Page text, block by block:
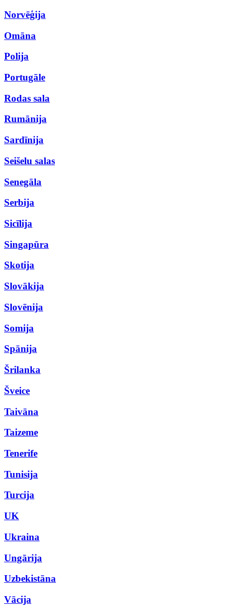
Norvēģija
Omāna
Polija
Portugāle
Rodas sala
Rumānija
Sardīnija
Seišelu salas
Senegāla
Serbija
Sicīlija
Singapūra
Skotija
Slovākija
Slovēnija
Somija
Spānija
Šrilanka
Šveice
Taivāna
Taizeme
Tenerife
Tunisija
Turcija
UK
Ukraina
Ungārija
Uzbekistāna
Vācija